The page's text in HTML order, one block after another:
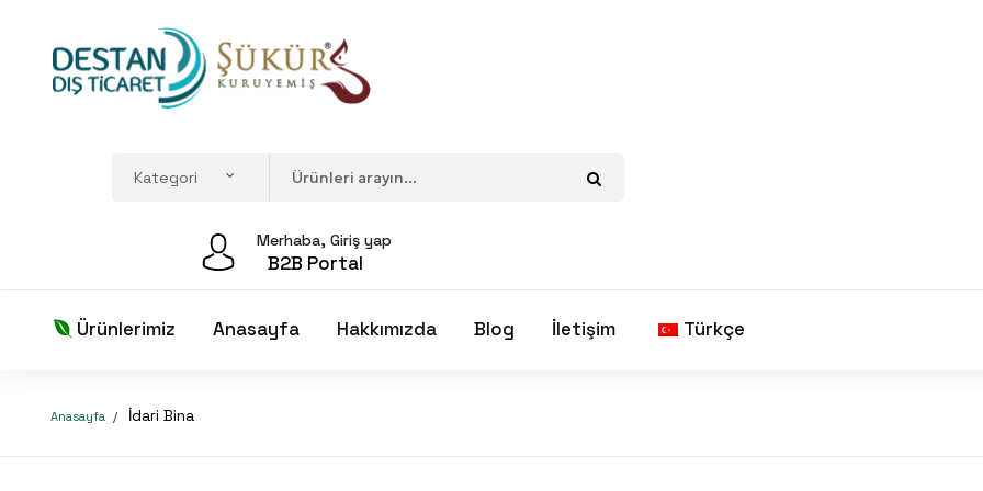
Merhaba, Giriş yap
B2B Portal
Ürünlerimiz Anasayfa Hakkımızda Blog İletişim Türkçe
Anasayfa İdari Bina